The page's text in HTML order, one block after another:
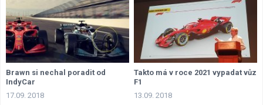
Brawn si nechal poradit od
IndyCar
17.09. 2018
Takto má v roce 2021 vypadat vůz
F1
13.09. 2018